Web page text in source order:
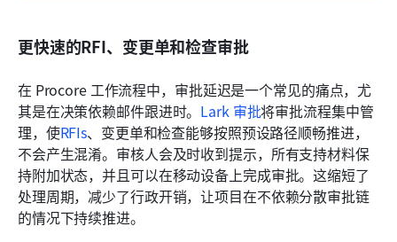
更快速的RFI、变更单和检查审批
在 Procore 工作流程中，审批延迟是一个常见的痛点，尤
其是在决策依赖邮件跟进时。 Lark 审批将审批流程集中管
理，使RFIs、变更单和检查能够按照预设路径顺畅推进，
不会产生混淆。审核人会及时收到提示，所有支持材料保
持附加状态，并且可以在移动设备上完成审批。这缩短了
处理周期，减少了行政开销，让项目在不依赖分散审批链
的情况下持续推进。